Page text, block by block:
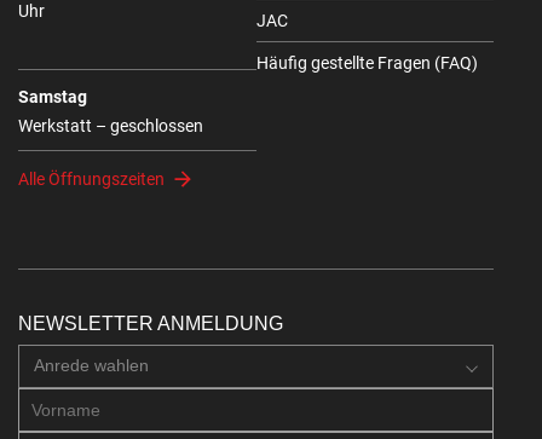
Uhr
Samstag
Werkstatt – geschlossen
Alle Öffnungszeiten
JAC
Häufig gestellte Fragen (FAQ)
NEWSLETTER ANMELDUNG
Anrede wahlen